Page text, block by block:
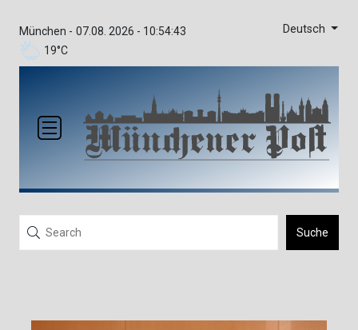
München -
19°C
07.08. 2026 - 10:54:43 Deutsch
Suche